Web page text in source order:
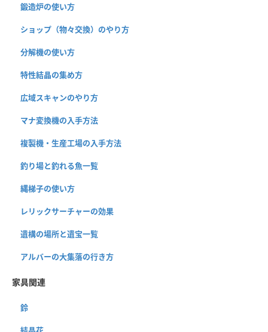
鍛造炉の使い方
ショップ（物々交換）のやり方
分解機の使い方
特性結晶の集め方
広域スキャンのやり方
マナ変換機の入手方法
複製機・生産工場の入手方法
釣り場と釣れる魚一覧
縄梯子の使い方
レリックサーチャーの効果
遺構の場所と遺宝一覧
アルバーの大集落の行き方
家具関連
鈴